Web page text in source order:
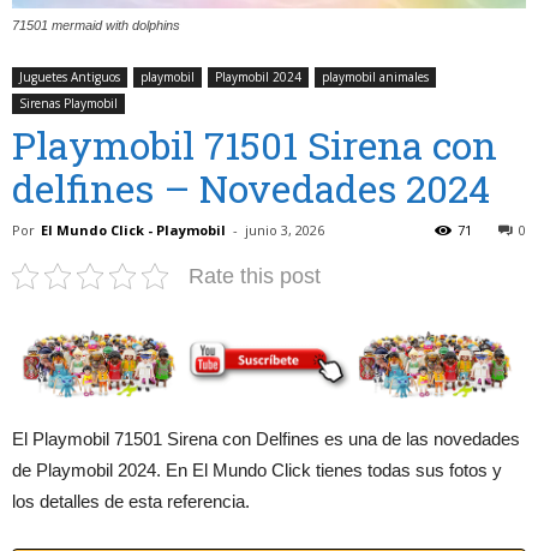
71501 mermaid with dolphins
Juguetes Antiguos playmobil Playmobil 2024
playmobil animales
Sirenas Playmobil
Playmobil 71501 Sirena con
delfines – Novedades 2024
Por El Mundo Click - Playmobil - junio 3, 2026 0
71
Rate this post
El Playmobil 71501 Sirena con Delfines es una de las novedades
de Playmobil 2024. En El Mundo Click tienes todas sus fotos y
los detalles de esta referencia.